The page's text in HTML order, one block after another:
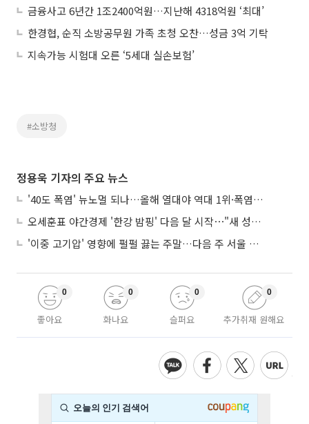
금융사고 6년간 1조2400억원…지난해 4318억원 ‘최대’
한경협, 순직 소방공무원 가족 초청 오찬…성금 3억 기탁
지속가능 시험대 오른 ‘5세대 실손보험’
#소방청
정용욱 기자의 주요 뉴스
'40도 폭염' 뉴노멀 되나…올해 열대야 역대 1위·폭염일수 평년 3배 넘어
오세훈표 야간경제 '한강 밤핑' 다음 달 시작⋯"새 성장동력 만들 것"
'이중 고기압' 영향에 펄펄 끓는 주말…다음 주 서울 포함 서쪽이 더 덥다
좋아요
0
화나요
0
슬퍼요
0
추가취재 원해요
0